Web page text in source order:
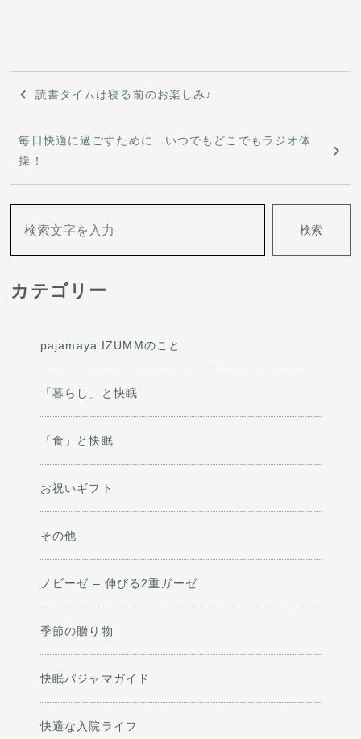
投
ナ
ゲ
ー
ョ
読書タイムは寝る前のお楽しみ♪
毎日快適に過ごすために…いつでもどこでもラジオ体
操！
検索
カテゴリー
pajamaya IZUMMのこと
「暮らし」と快眠
「食」と快眠
お祝いギフト
その他
ノビーゼ – 伸びる2重ガーゼ
季節の贈り物
快眠パジャマガイド
快適な入院ライフ